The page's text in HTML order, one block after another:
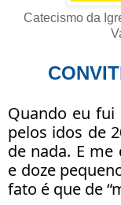
Catecismo da
Quando eu fui
pelos idos de
de nada. E
e doze
fato é que de